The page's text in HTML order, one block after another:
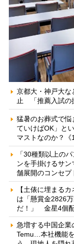
京都大・神戸大な
止 「推薦入試の
猛暑のお葬式で
ていけばOK」と
マストなのか？《
「30種類以上の
ンを手掛けるサ
舗展開のコンセプ
【土俵に埋まる
は「懸賞金2826
だ！」 金星4個
急増する中国企業
Temu…本社機能